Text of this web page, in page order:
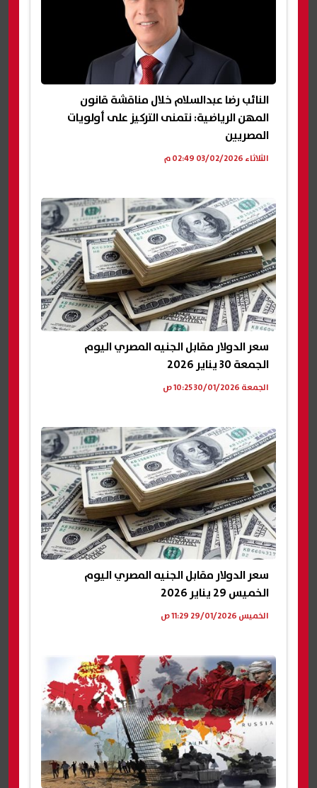
النائب رضا عبدالسلام خلال مناقشة قانون
المهن الرياضية: نتمنى التركيز على أولويات
المصريين
الثلاثاء 03/02/2026 02:49 م
سعر الدولار مقابل الجنيه المصري اليوم
الجمعة 30 يناير 2026
الجمعة 30/01/2026 10:25 ص
سعر الدولار مقابل الجنيه المصري اليوم
الخميس 29 يناير 2026
الخميس 29/01/2026 11:29 ص